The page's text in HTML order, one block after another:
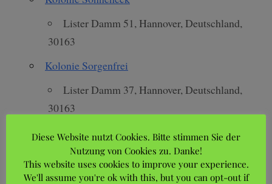
Lister Damm 51, Hannover, Deutschland,
30163
Kolonie Sorgenfrei
Lister Damm 37, Hannover, Deutschland,
30163
Kolonie Wiesengrund
Lister Damm 42, Hannover, Niedersachsen,
30163
Diese Website nutzt Cookies. Bitte stimmen Sie der
Nutzung von Cookies zu. Danke!
This website uses cookies to improve your experience.
We'll assume you're ok with this, but you can opt-out if